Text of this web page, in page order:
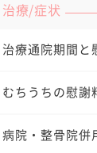
治療/症状
治療通院期間と
むちうちの慰謝
病院・整骨院併